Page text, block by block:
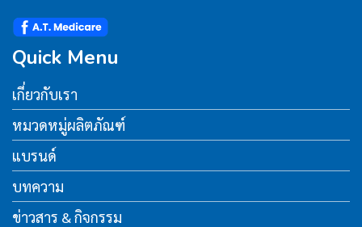
Quick Menu
เกี่ยวกับเรา
หมวดหมู่ผลิตภัณฑ์
แบรนด์
บทความ
ข่าวสาร & กิจกรรม